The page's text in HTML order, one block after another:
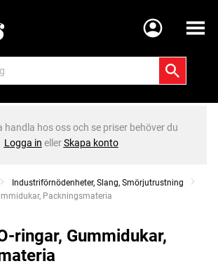
Meny
handla hos oss och se priser behöver du
Logga in ellerSkapa konto
Industriförnödenheter, Slang, Smörjutrustning
Packningsmateria
ringar, Gummidukar,